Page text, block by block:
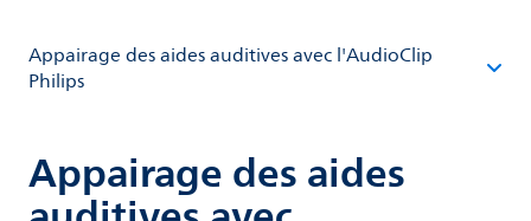
Appairage des aides
Appairage des aides auditives avec l'AudioClip
Philips